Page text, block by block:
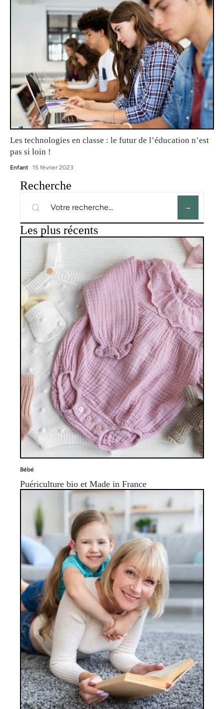
Les technologies en classe : le futur de l’éducation n’est
pas si loin !
Enfant 15 février 2023
Recherche
Les plus récents
Bébé
Puériculture bio et Made in France